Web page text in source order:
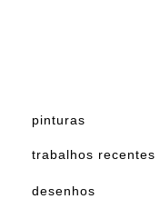
pinturas
trabalhos recentes
desenhos